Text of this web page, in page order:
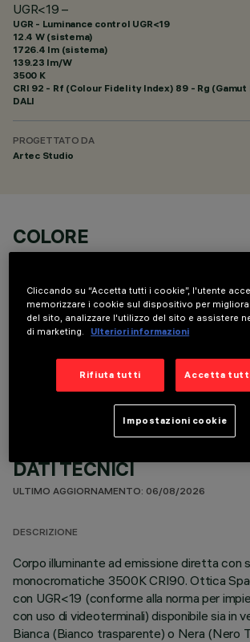
UGR<19 –
UGR - Luminance control UGR<19
12.4 W (sistema)
1726.4 lm (sistema)
139.23 lm/W
3500 K
CRI 92 - Rf (Colour Fidelity Index) 89 - Rg (Gamut
DALI
PROGETTATO DA
Artec Studio
COLORE
COMPONENTI OPZIONALI
DATI TECNICI
ULTIMO AGGIORNAMENTO: 06/08/2026
DESCRIZIONE
Corpo illuminante ad emissione diretta con
monocromatiche 3500K CRI90. Ottica
con UGR<19 (conforme alla norma per
con uso di videoterminali) disponibile sia in
Bianca (Bianco trasparente) o Nera (Nero
Cliccando su “Accetta tutti i cookie”, l'utente
memorizzare i cookie sul dispositivo per
del sito, analizzare l'utilizzo del sito e assistere
di marketing.
Ulteriori informazioni
Rifiuta tutti Accetta
Impostazioni cookie